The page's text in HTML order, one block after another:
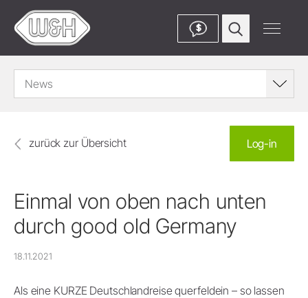
$
News
zurück zur Übersicht Log-in
Einmal von oben nach unten
durch good old Germany
18.11.2021
Als eine KURZE Deutschlandreise querfeldein – so lassen